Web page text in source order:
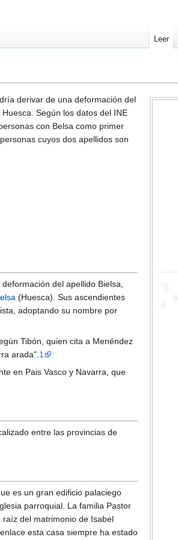
derivar de una deformación del
Huesca. Según los datos del INE
con Belsa como primer
cuyos dos apellidos son
del apellido Bielsa,
(Huesca). Sus ascendientes
adoptando su nombre por
Tibón, quien cita a Menéndez
arada".1
en Pais Vasco y Navarra, que
entre las provincias de
es un gran edificio palaciego
parroquial. La familia Pastor
del matrimonio de Isabel
esta casa siempre ha estado
Leer